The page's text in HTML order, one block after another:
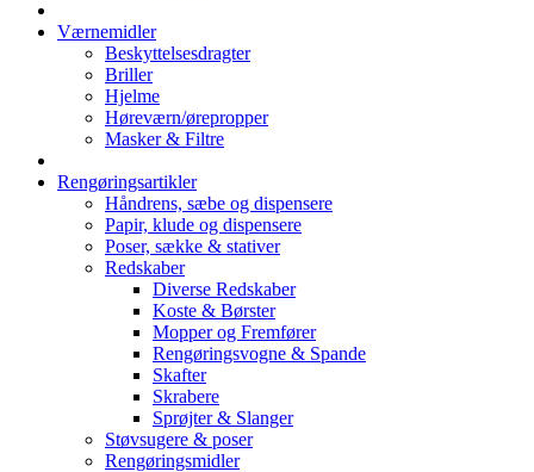
Værnemidler
Beskyttelsesdragter
Briller
Hjelme
Høreværn/ørepropper
Masker & Filtre
Rengøringsartikler
Håndrens, sæbe og dispensere
Papir, klude og dispensere
Poser, sække & stativer
Redskaber
Diverse Redskaber
Koste & Børster
Mopper og Fremfører
Rengøringsvogne & Spande
Skafter
Skrabere
Sprøjter & Slanger
Støvsugere & poser
Rengøringsmidler